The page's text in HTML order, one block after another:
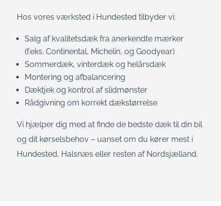
Hos vores værksted i Hundested tilbyder vi:
Salg af kvalitetsdæk fra anerkendte mærker
(f.eks. Continental, Michelin, og Goodyear)
Sommerdæk, vinterdæk og helårsdæk
Montering og afbalancering
Dæktjek og kontrol af slidmønster
Rådgivning om korrekt dækstørrelse
Vi hjælper dig med at finde de bedste dæk til din bil
og dit kørselsbehov – uanset om du kører mest i
Hundested, Halsnæs eller resten af Nordsjælland.